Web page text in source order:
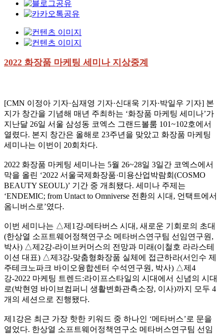
2022 화장품 마케팅 세미나 지상중계
[CMN 이정아 기자·심재영 기자·신대욱 기자·박일우 기자] 본
지가 창간을 기념해 매년 주최하는 ‘화장품 마케팅 세미나’가
지난달 26일 서울 삼성동 코엑스 그랜드볼룸 101~102호에서
열렸다. 본지 창간은 올해로 23주년을 맞았고 화장품 마케팅
세미나는 이번이 20회차다.
2022 화장품 마케팅 세미나는 5월 26~28일 3일간 코엑스에서
막을 올린 ‘2022 서울국제화장품·미용산업박람회 (COSMO
BEAUTY SEOUL)’ 기간 중 개최됐다. 세미나 주제는
‘ENDEMIC; from Untact to Omniverse 전환의 시대 , 언택트에서
옴니버스로’였다.
이번 세미나는 △제 1 강-메타버스 시대 , 새로운 기회로의 초대
(한상열 소프트웨어정책연구소 메타버스연구팀 선임연구원 ,
박사) △제 2강-라이브커머스의 전망과 미래(이철호 라라스테
이션 대표) △제 3강-맞춤형화장품 실체에 접근하라(서인수 제
주테크노파크 바이오융합센터 수석연구원 , 박사) △제 4
강-2022 마케팅 트렌드:라이프스타일의 시대에서 신념의 시대
로(박현영 바이브컴퍼니 생활변화관측소장, 이사)까지 모두 4
개의 세션으로 진행됐다.
제 1 강은 최근 가장 핫한 키워드 중 하나인 ‘메타버스’로 문을
열었다. 한상열 소프트웨어정책연구소 메타버스연구팀 선임